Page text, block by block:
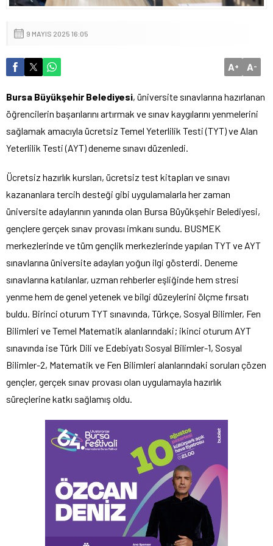
9 MAYIS 2025 16:05
A+ A-
Bursa Büyükşehir Belediyesi, üniversite sınavlarına hazırlanan
öğrencilerin başarılarını artırmak ve sınav kaygılarını yenmelerini
sağlamak amacıyla ücretsiz Temel Yeterlilik Testi (TYT) ve Alan
Yeterlilik Testi (AYT) deneme sınavı düzenledi.
Ücretsiz hazırlık kursları, ücretsiz test kitapları ve sınavı
kazananlara tercih desteği gibi uygulamalarla her zaman
üniversite adaylarının yanında olan Bursa Büyükşehir Belediyesi,
gençlere gerçek sınav provası imkanı sundu. BUSMEK
merkezlerinde ve tüm gençlik merkezlerinde yapılan TYT ve AYT
sınavlarına üniversite adayları yoğun ilgi gösterdi. Deneme
sınavlarına katılanlar, uzman rehberler eşliğinde hem stresi
yenme hem de genel yetenek ve bilgi düzeylerini ölçme fırsatı
buldu. Birinci oturum TYT sınavında, Türkçe, Sosyal Bilimler, Fen
Bilimleri ve Temel Matematik alanlarındaki; ikinci oturum AYT
sınavında ise Türk Dili ve Edebiyatı Sosyal Bilimler-1, Sosyal
Bilimler-2, Matematik ve Fen Bilimleri alanlarındaki soruları çözen
gençler, gerçek sınav provası olan uygulamayla hazırlık
süreçlerine katkı sağlamış oldu.